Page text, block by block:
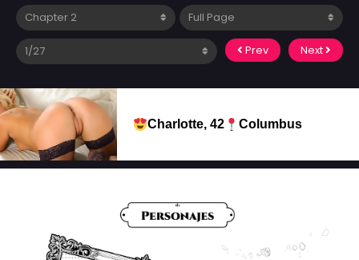
Prev Next
Charlotte, 42 Columbus